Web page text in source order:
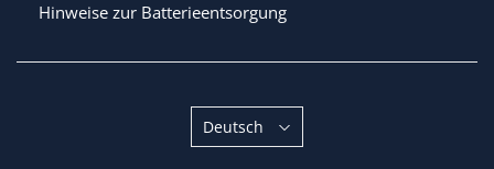
Hinweise zur Batterieentsorgung
Sprache
Deutsch